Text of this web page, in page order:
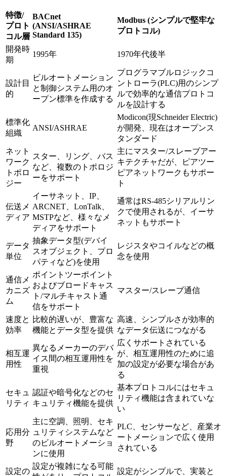
特徴/
プロト
コル層
BACnet
(ANSI/ASHRAE
Standard 135)
Modbus (シンプルで堅牢な
プロトコル)
開発時
期
1995年 1970年代後半
設計目
的
ビルオートメーション
と制御システム用のオ
ープン標準を作成する
プログラマブルロジックコ
ントローラ(PLC)用のシンプ
ルで効率的な通信プロトコ
ルを設計する
標準化
組織
ANSI/ASHRAE
Modicon(現Schneider Electric)
が開発、現在はオープンス
タンダード
ネット
ワーク
トポロ
ジー
スター、リング、バス
など、複数のトポロジ
ーをサポート
主にマスター/スレーブアー
キテクチャだが、ピアツー
ピアネットワークもサポー
ト
伝送メ
ディア
イーサネット、IP、
ARCNET、LonTalk、
MSTPなど、様々なメ
ディアをサポート
通常はRS-485シリアルリン
クで使用されるが、イーサ
ネットもサポート
データ
単位
抽象データ型(デバイ
スオブジェクト、プロ
パティなど)を使用
レジスタやコイルなどの概
念を使用
通信メ
カニズ
ム
ポイントツーポイント
およびブロードキャス
ト/マルチキャスト通
信をサポート
マスター/スレーブ通信
速度と
効率
比較的遅いが、豊富な
機能とデータ型を提供
高速、シンプルさが効率的
なデータ伝送につながる
相互運
用性
異なるメーカーのデバ
イス間の相互運用性を
重視
広くサポートされている
が、相互運用性のために追
加の設定が必要な場合があ
る
セキュ
リティ
認証や暗号化などのセ
キュリティ機能を提供
基本プロトコルにはセキュ
リティ機能は含まれていな
い
応用分
野
主に空調、照明、セキ
ュリティシステムなど
のビルオートメーショ
ンに使用
PLC、センサーなど、産業オ
ートメーションで広く使用
されている
設定の
設定が複雑になる可能
設定がシンプルで、実装と